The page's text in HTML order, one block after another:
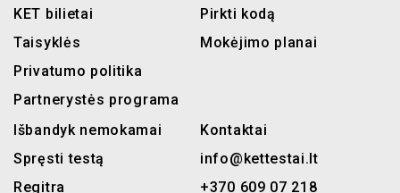
KET bilietai
Taisyklės
Privatumo politika
Partnerystės programa
Pirkti kodą
Mokėjimo planai
Išbandyk nemokamai
Spręsti testą
Regitra
Kontaktai
info@kettestai.lt
+370 609 07 218